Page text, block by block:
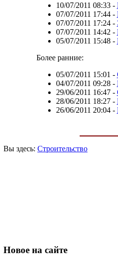
10/07/2011 08:33-
07/07/2011 17:44-
07/07/2011 17:24-
07/07/2011 14:42 -
05/07/2011 15:48-
Более ранние:
05/07/2011 15:01 -
04/07/2011 09:28-
29/06/2011 16:47-
28/06/2011 18:27-
26/06/2011 20:04-
Вы здесь: Строительство
Новое на сайте